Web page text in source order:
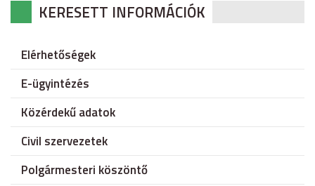
KERESETT INFORMÁCIÓK
Elérhetőségek
E-ügyintézés
Közérdekű adatok
Civil szervezetek
Polgármesteri köszöntő